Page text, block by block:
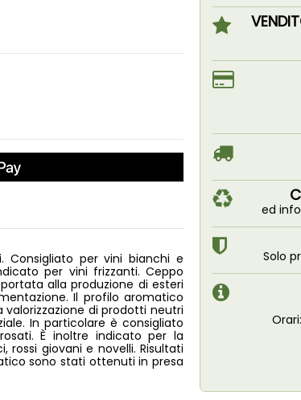
per vini bianchi e
per vini frizzanti. Ceppo
alla produzione di esteri
Il profilo aromatico
di prodotti neutri
In particolare è consigliato
È inoltre indicato per la
rossi giovani e novelli. Risultati
sono stati ottenuti in presa
ed
Solo